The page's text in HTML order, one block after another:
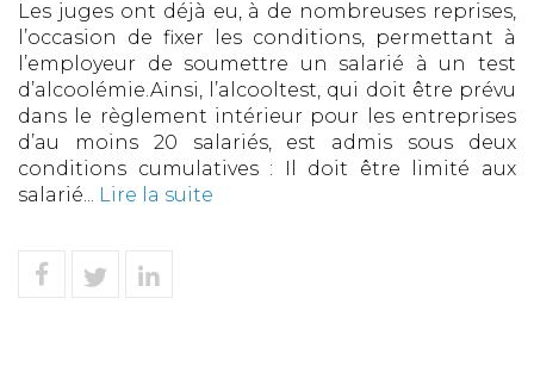
Les juges ont déjà eu, à de nombreuses reprises,
l’occasion de fixer les conditions, permettant à
l’employeur de soumettre un salarié à un test
d’alcoolémie.Ainsi, l’alcooltest, qui doit être prévu
dans le règlement intérieur pour les entreprises
d’au moins 20 salariés, est admis sous deux
conditions cumulatives : Il doit être limité aux
salarié... Lire la suite